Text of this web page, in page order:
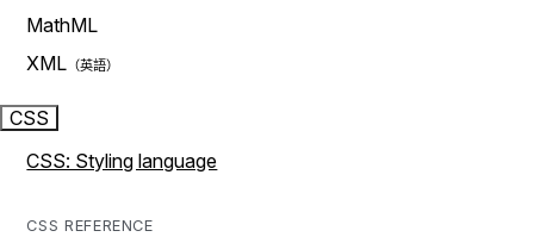
MathML
XML
CSS
CSS: Styling language
CSS REFERENCE